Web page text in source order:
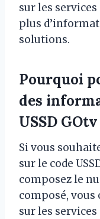
sur les
plus
solutions.
Pourquoi
des
USSD GOtv
Si vous
sur le code
composez le
composé,
sur les